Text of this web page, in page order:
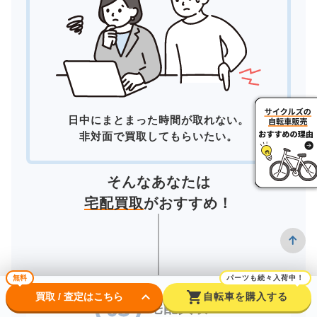
日中にまとまった時間が取れない。
非対面で買取してもらいたい。
そんなあなたは
宅配買取がおすすめ！
宅配買取
無料
買取 / 査定はこちら keyboard_arrow_down shopping_cart
パーツも続々入荷中！
自転車を購入する